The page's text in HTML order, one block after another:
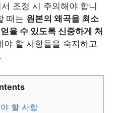
조정 시 주의해야 합니
때는 원본의 왜곡을 최소
을 수 있도록 신중하게 처
할 사항들을 숙지하고
할 사항